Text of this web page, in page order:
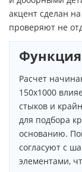
акцент сделан
проверяют не
Расчет
150х1000
стыков и
для подбора
основанию.
согласуют с
элементами,